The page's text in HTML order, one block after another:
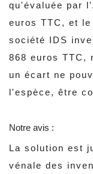
qu'évaluée par
euros TTC, et
société IDS
868 euros TTC,
un écart ne
l'espèce, être
Notre avis :
La solution est
vénale des